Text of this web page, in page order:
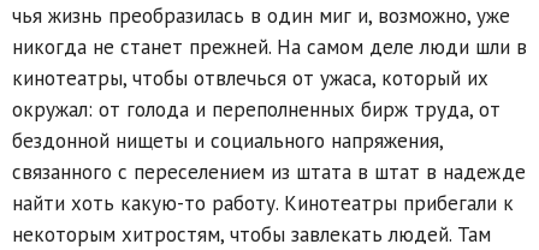
чья жизнь преобразилась в один миг и, возможно, уже
никогда не станет прежней. На самом деле люди шли в
кинотеатры, чтобы отвлечься от ужаса, который их
окружал: от голода и переполненных бирж труда, от
бездонной нищеты и социального напряжения,
связанного с переселением из штата в штат в надежде
найти хоть какую-то работу. Кинотеатры прибегали к
некоторым хитростям, чтобы завлекать людей. Там